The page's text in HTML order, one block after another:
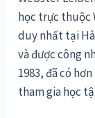
học trực thuộc
duy nhất tại Hà
và được công
1983, đã có
tham gia học